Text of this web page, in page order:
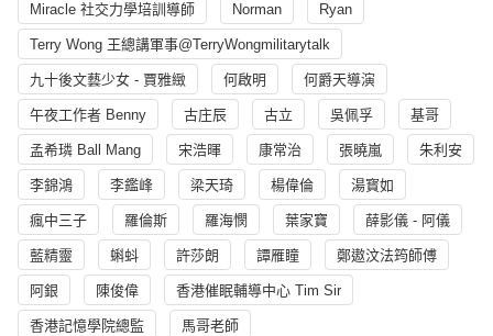
Miracle 社交力學培訓導師 Norman Ryan
Terry Wong 王總講軍事@TerryWongmilitarytalk
九十後文藝少女 - 賈雅緻 何啟明 何爵天導演
午夜工作者 Benny 古庄辰 古立 吳佩孚 基哥
孟希璘 Ball Mang 宋浩暉 康常治 張曉嵐 朱利安
李錦鴻 李鑑峰 梁天琦 楊偉倫 湯寳如
瘋中三子 羅倫斯 羅海憫 葉家寶 薛影儀 - 阿儀
藍精靈 蝌蚪 許莎朗 譚雁瞳 鄭遨汶法筠師傅
阿銀 陳俊偉 香港催眠輔導中心 Tim Sir
香港記憶學院總監 馬哥老師